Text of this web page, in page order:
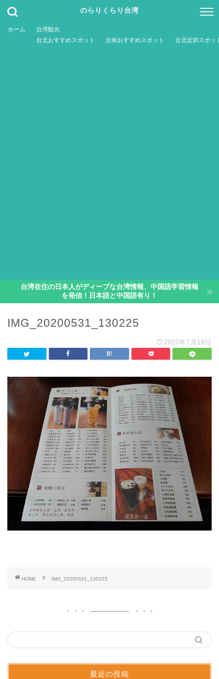
のらりくらり台湾
ホーム
台湾観光
台北おすすめスポット
台南おすすめスポット 台北近郊スポッ
台湾在住の日本人がディープな台湾情報、中国語学習情報
を発信！日本語と中国語有り！
IMG_20200531_130225
2020年7月19日
HOME IMG_20200531_130225
最近の投稿